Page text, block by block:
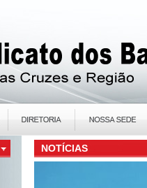
NOTÍCIAS